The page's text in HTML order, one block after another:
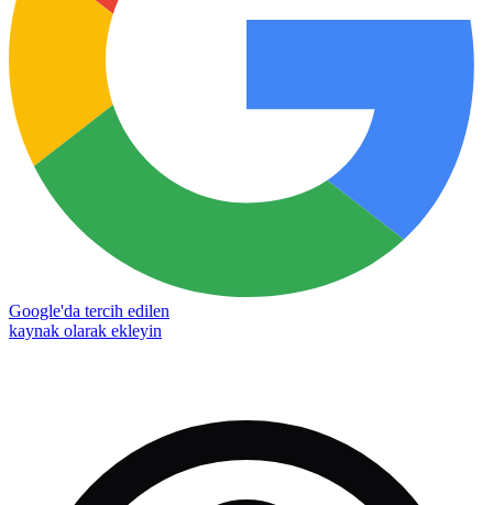
Google'da tercih edilen
kaynak olarak ekleyin